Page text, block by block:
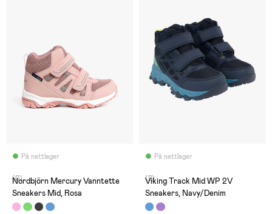
På nettlager
(0)
Nordbjörn Mercury Vanntette
Sneakers Mid, Rosa
På nettlager
(2)
Viking Track Mid WP 2V
Sneakers, Navy/Denim